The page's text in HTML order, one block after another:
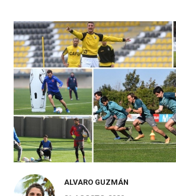
ALVARO GUZMÁN